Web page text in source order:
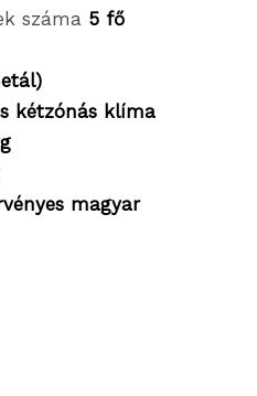
száma 5 fő
kétzónás klíma
magyar